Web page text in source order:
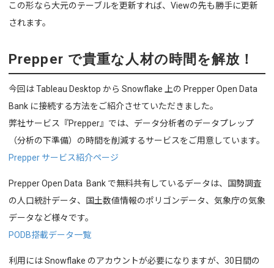
この形なら大元のテーブルを更新すれば、Viewの先も勝手に更新
されます。
Prepper で貴重な人材の時間を解放！
今回は Tableau Desktop から Snowflake 上の Prepper Open Data
Bank に接続する方法をご紹介させていただきました。
弊社サービス『Prepper』では、データ分析者のデータプレップ
（分析の下準備）の時間を削減するサービスをご用意しています。
Prepper サービス紹介ページ
Prepper Open Data Bank で無料共有しているデータは、国勢調査
の人口統計データ、国土数値情報のポリゴンデータ、気象庁の気象
データなど様々です。
PODB搭載データ一覧
利用には Snowflake のアカウントが必要になりますが、30日間の